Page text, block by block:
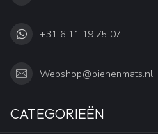
+31 6 11 19 75 07
Webshop@pienenmats.nl
CATEGORIEËN